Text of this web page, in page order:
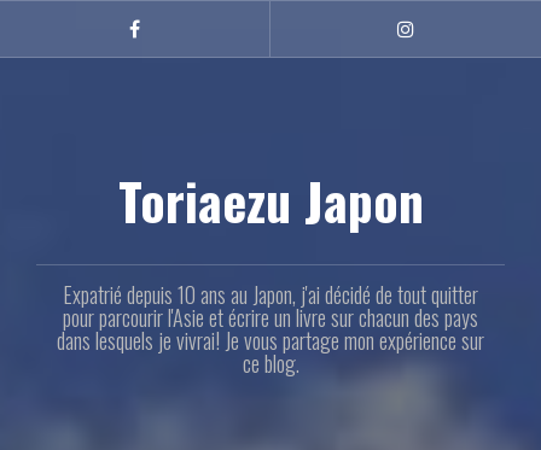
Facebook
Toriaezu Japon
Expatrié depuis 10 ans au Japon, j'ai décidé de tout quitter
pour parcourir l'Asie et écrire un livre sur chacun des pays
dans lesquels je vivrai! Je vous partage mon expérience sur
ce blog.